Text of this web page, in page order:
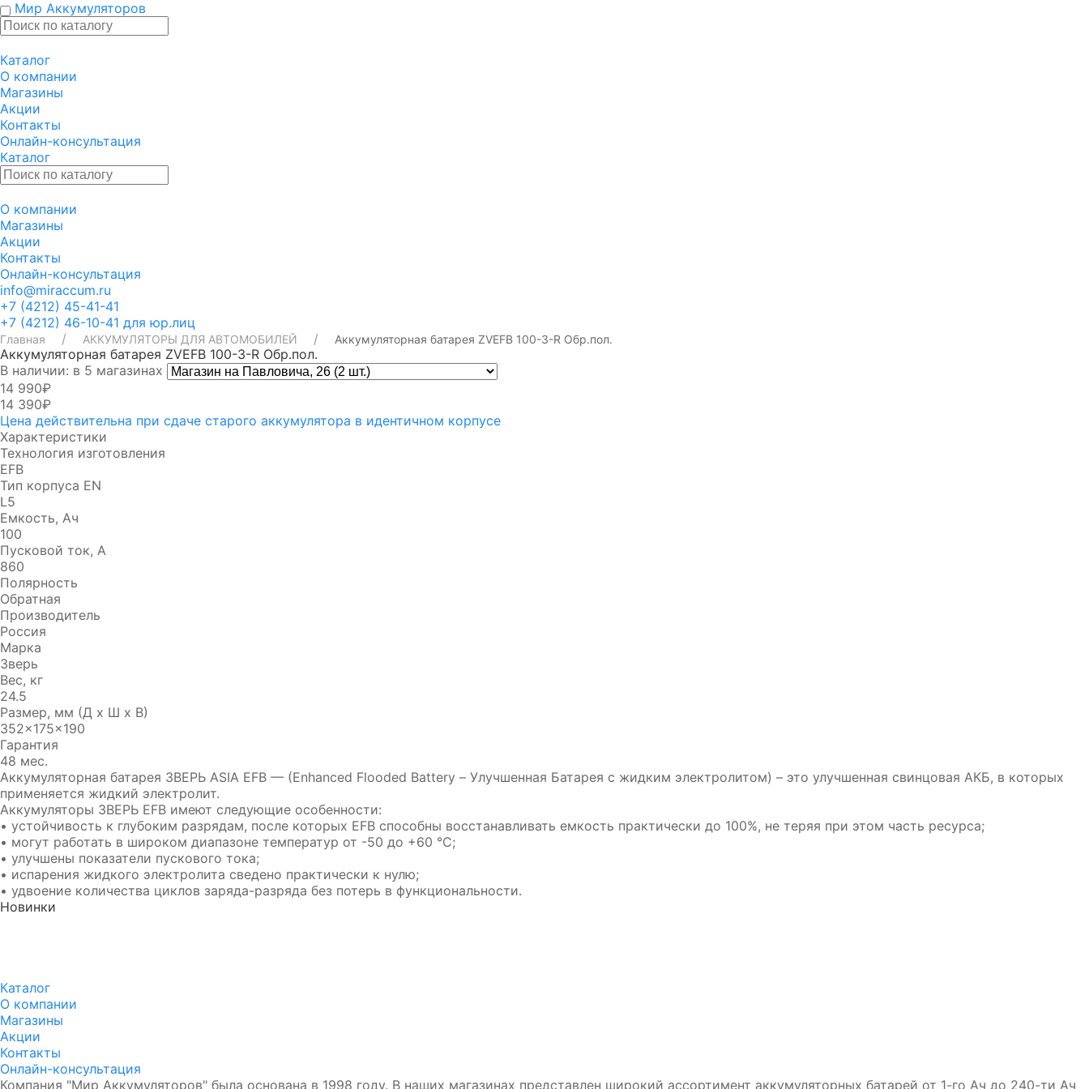
Мир Аккумуляторов
Каталог
О компании
Магазины
Акции
Контакты
Онлайн-консультация
Каталог
О компании
Магазины
Акции
Контакты
Онлайн-консультация
info@miraccum.ru
+7 (4212) 45-41-41
+7 (4212) 46-10-41 для юр.лиц
Главная АККУМУЛЯТОРЫ ДЛЯ АВТОМОБИЛЕЙ Аккумуляторная батарея ZVEFB 100-З-R Обр.пол.
Аккумуляторная батарея ZVEFB 100-З-R Обр.пол.
В наличии: в 5 магазинах
14 990₽
14 390₽
Цена действительна при сдаче старого аккумулятора в идентичном корпусе
Характеристики
Технология изготовления
EFB
Тип корпуса EN
L5
Емкость, Ач
100
Пусковой ток, А
860
Полярность
Обратная
Производитель
Россия
Марка
Зверь
Вес, кг
24.5
Размер, мм (Д x Ш x В)
352x175x190
Гарантия
48 мес.
Аккумуляторная батарея ЗВЕРЬ ASIA EFB — (Enhanced Flooded Battery – Улучшенная Батарея с жидким электролитом) – это улучшенная свинцовая АКБ, в которых
применяется жидкий электролит.
Аккумуляторы ЗВЕРЬ EFB имеют следующие особенности:
• устойчивость к глубоким разрядам, после которых EFB способны восстанавливать емкость практически до 100%, не теряя при этом часть ресурса;
• могут работать в широком диапазоне температур от -50 до +60 °C;
• улучшены показатели пускового тока;
• испарения жидкого электролита сведено практически к нулю;
• удвоение количества циклов заряда-разряда без потерь в функциональности.
Новинки
Каталог
О компании
Магазины
Акции
Контакты
Онлайн-консультация
Компания "Мир Аккумуляторов" была основана в 1998 году. В наших магазинах представлен широкий ассортимент аккумуляторных батарей от 1-го Ач до 240-ти Ач